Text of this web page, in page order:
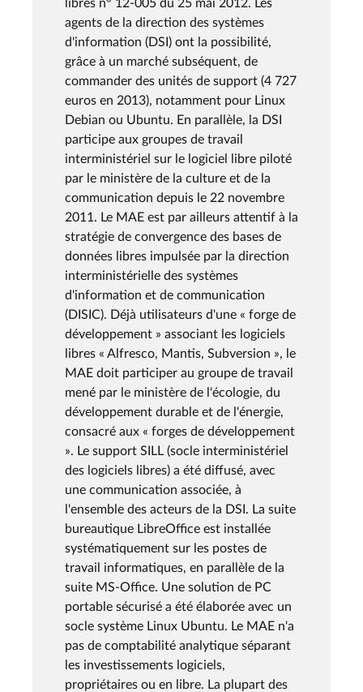
libres n° 12-005 du 25 mai 2012. Les
agents de la direction des systèmes
d'information (DSI) ont la possibilité,
grâce à un marché subséquent, de
commander des unités de support (4 727
euros en 2013), notamment pour Linux
Debian ou Ubuntu. En parallèle, la DSI
participe aux groupes de travail
interministériel sur le logiciel libre piloté
par le ministère de la culture et de la
communication depuis le 22 novembre
2011. Le MAE est par ailleurs attentif à la
stratégie de convergence des bases de
données libres impulsée par la direction
interministérielle des systèmes
d'information et de communication
(DISIC). Déjà utilisateurs d'une « forge de
développement » associant les logiciels
libres « Alfresco, Mantis, Subversion », le
MAE doit participer au groupe de travail
mené par le ministère de l'écologie, du
développement durable et de l'énergie,
consacré aux « forges de développement
». Le support SILL (socle interministériel
des logiciels libres) a été diffusé, avec
une communication associée, à
l'ensemble des acteurs de la DSI. La suite
bureautique LibreOffice est installée
systématiquement sur les postes de
travail informatiques, en parallèle de la
suite MS-Office. Une solution de PC
portable sécurisé a été élaborée avec un
socle système Linux Ubuntu. Le MAE n'a
pas de comptabilité analytique séparant
les investissements logiciels,
propriétaires ou en libre. La plupart des